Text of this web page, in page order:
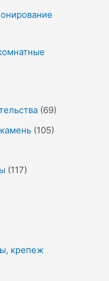
(69)
(105)
(117)
крепеж